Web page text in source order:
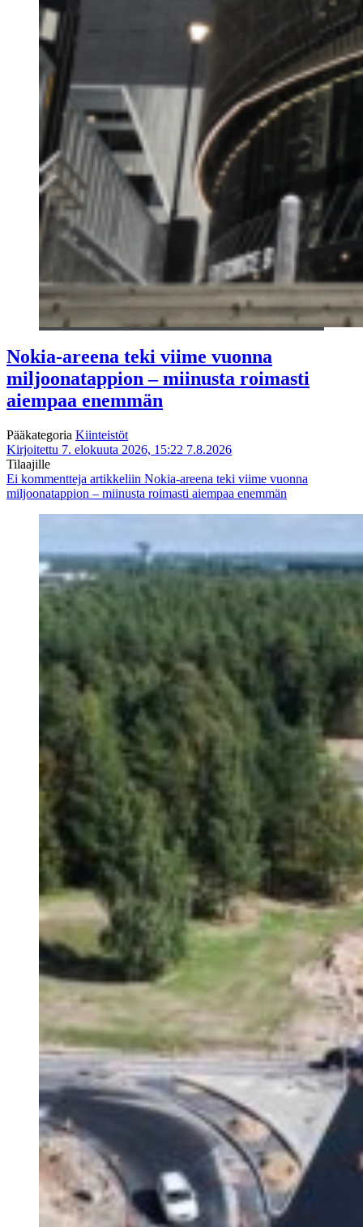
Nokia-areena teki viime vuonna
miljoonatappion – miinusta roimasti
aiempaa enemmän
Pääkategoria Kiinteistöt
Kirjoitettu 7. elokuuta 2026, 15:22 7.8.2026
Tilaajille
Ei kommentteja artikkeliin Nokia-areena teki viime vuonna
miljoonatappion – miinusta roimasti aiempaa enemmän